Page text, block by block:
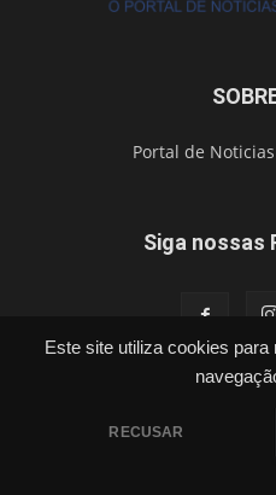
Este site utiliza cookies
RECUSAR
Portal de
Siga nossas
Publicações